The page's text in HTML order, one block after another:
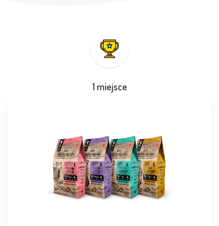
1 miejsce